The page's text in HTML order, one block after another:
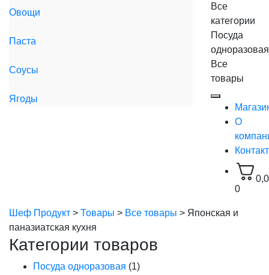
Овощи
Паста
Соусы
Ягоды
Все
категории
Посуда
одноразовая
Все
товары
О
0
Шеф Продукт > Товары > Все товары > Японская и
паназиатская кухня
Категории товаров
Посуда одноразовая (1)